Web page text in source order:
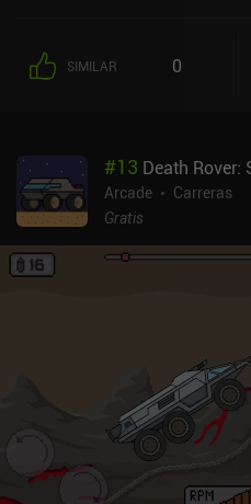
SIMILAR 0
#13 Death Rover:
Arcade
Carreras
Gratis